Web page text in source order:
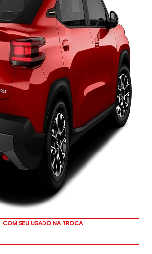
TAXA ZERO